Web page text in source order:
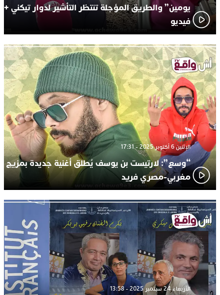
يومين” والطريق المؤجلة تنتظر التأشير لدوار تيكني +
فيديو
الإثنين 6 أكتوبر 2025 - 17:31
“وسع”: لارتيست بن يوسف يُطلق أغنية جديدة بمزيج
مغربي-مصري فريد
الأربعاء 24 سبتمبر 2025 - 13:58